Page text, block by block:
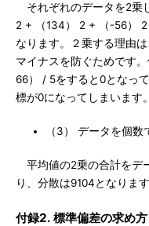
それぞれのデータを2乗
2 + （134） 2 + （-56）
なります。２乗する理由
マイナスを防ぐためです
66） / 5をすると0となっ
標が0になってしまいます。
（3） データを個数
平均値の2乗の合計をデ
り、分散は9104となります
付録2. 標準偏差の求め方